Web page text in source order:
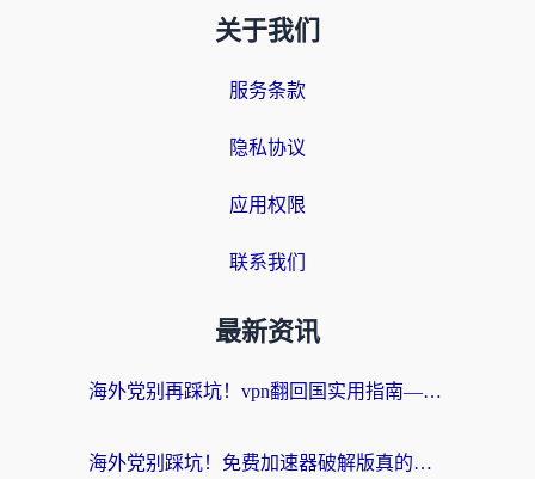
关于我们
服务条款
隐私协议
应用权限
联系我们
最新资讯
海外党别再踩坑！vpn翻回国实用指南——选对加速器，国内资源无缝用
海外党别踩坑！免费加速器破解版真的能用？教你无缝访问国内资源的正确姿势